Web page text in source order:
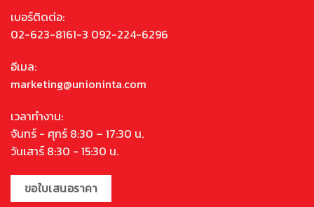
เบอร์ติดต่อ:
02-623-8161-3 092-224-6296
อีเมล:
marketing@unioninta.com
เวลาทำงาน:
จันทร์ - ศุกร์ 8:30 – 17:30 น.
วันเสาร์ 8:30 - 15:30 น.
ขอใบเสนอราคา